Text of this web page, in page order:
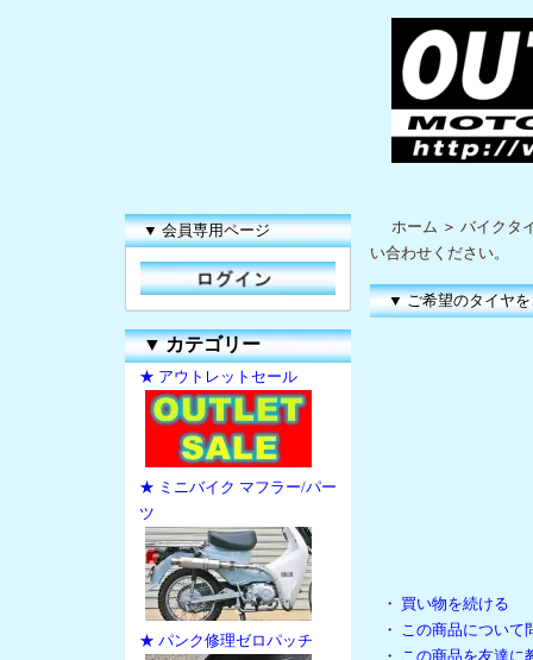
▼ 会員専用ページ
▼カテゴリー
★ アウトレットセール
★ ミニバイク マフラー/パー
ツ
★ パンク修理ゼロパッチ
ホーム ＞ バイクタ
い合わせください。
▼ ご希望のタイヤ
・ 買い物を続ける
・ この商品について
・ この商品を友達に